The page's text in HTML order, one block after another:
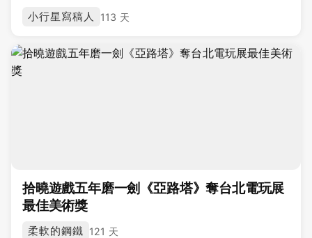
小行星寫稿人 113 天
拾曉遊戲五年磨一劍《亞路塔》奪台北電玩展
最佳美術獎
柔軟的鋼鐵 121 天